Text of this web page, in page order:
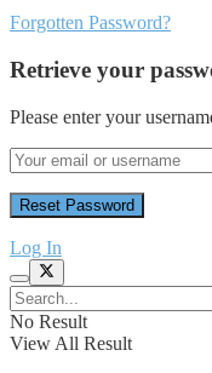
Forgotten Password?
Retrieve your
Please enter your
Log In
No Result
View All Result